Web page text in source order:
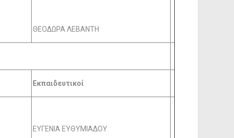
ΘΕΟΔΩΡΑ ΛΕΒΑΝΤΗ
Εκπαιδευτικοί
ΕΥΓΕΝΙΑ ΕΥΘΥΜΙΑΔΟΥ